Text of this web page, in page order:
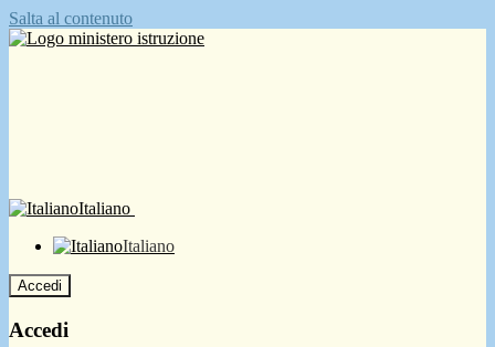
Salta al contenuto
Italiano
Italiano
Accedi
Accedi